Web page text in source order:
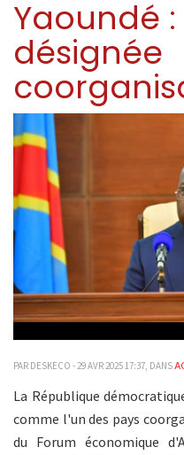
Yaoundé :
désignée
PAR DESKECO - 29 AVR 2025 17:37, DANS
La République
comme l'un des pays
du Forum économique